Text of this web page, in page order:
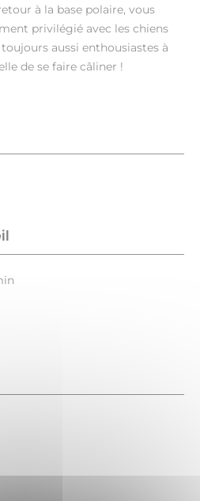
à la base polaire, vous
privilégié avec les chiens
aussi enthousiastes à
de se faire câliner !